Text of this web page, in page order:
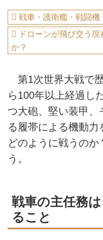
戦車・護衛艦・戦闘機
ドローンが飛び交う
か？
第1次世界大戦で
ら100年以上経過し
つ大砲、堅い装甲、
る履帯による機動
どのように戦うのか
う。
戦車の主任務
ること